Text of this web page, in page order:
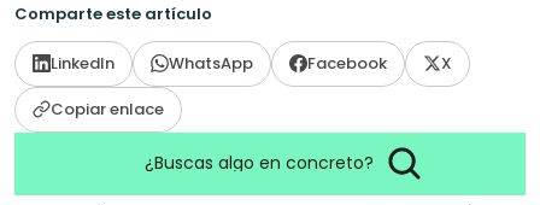
Comparte este artículo
LinkedIn WhatsApp Facebook
X
Copiar enlace
¿Buscas algo en concreto?